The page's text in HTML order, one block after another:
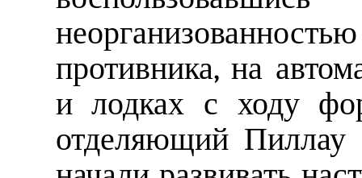
противника, на
и лодках с ходу
отделяющий